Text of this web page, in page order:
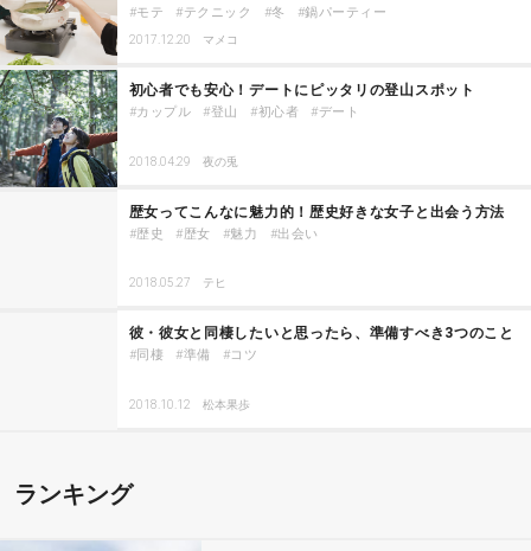
モテ テクニック 冬 鍋パーティー
2017.12.20 マメコ
初心者でも安心！デートにピッタリの登山スポット
カップル 登山 初心者 デート
2018.04.29 夜の兎
歴女ってこんなに魅力的！歴史好きな女子と出会う方法
歴史 歴女 魅力 出会い
2018.05.27 テヒ
彼・彼女と同棲したいと思ったら、準備すべき3つのこと
同棲 準備 コツ
2018.10.12 松本果歩
ランキング